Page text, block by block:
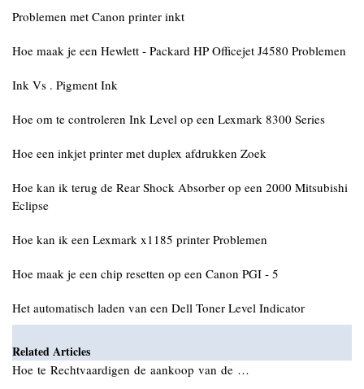
Problemen met Canon printer inkt
Hoe maak je een Hewlett - Packard HP Officejet J4580 Problemen
Ink Vs . Pigment Ink
Hoe om te controleren Ink Level op een Lexmark 8300 Series
Hoe een inkjet printer met duplex afdrukken Zoek
Hoe kan ik terug de Rear Shock Absorber op een 2000 Mitsubishi
Eclipse
Hoe kan ik een Lexmark x1185 printer Problemen
Hoe maak je een chip resetten op een Canon PGI - 5
Het automatisch laden van een Dell Toner Level Indicator
Related Articles
Hoe te Rechtvaardigen de aankoop van de …